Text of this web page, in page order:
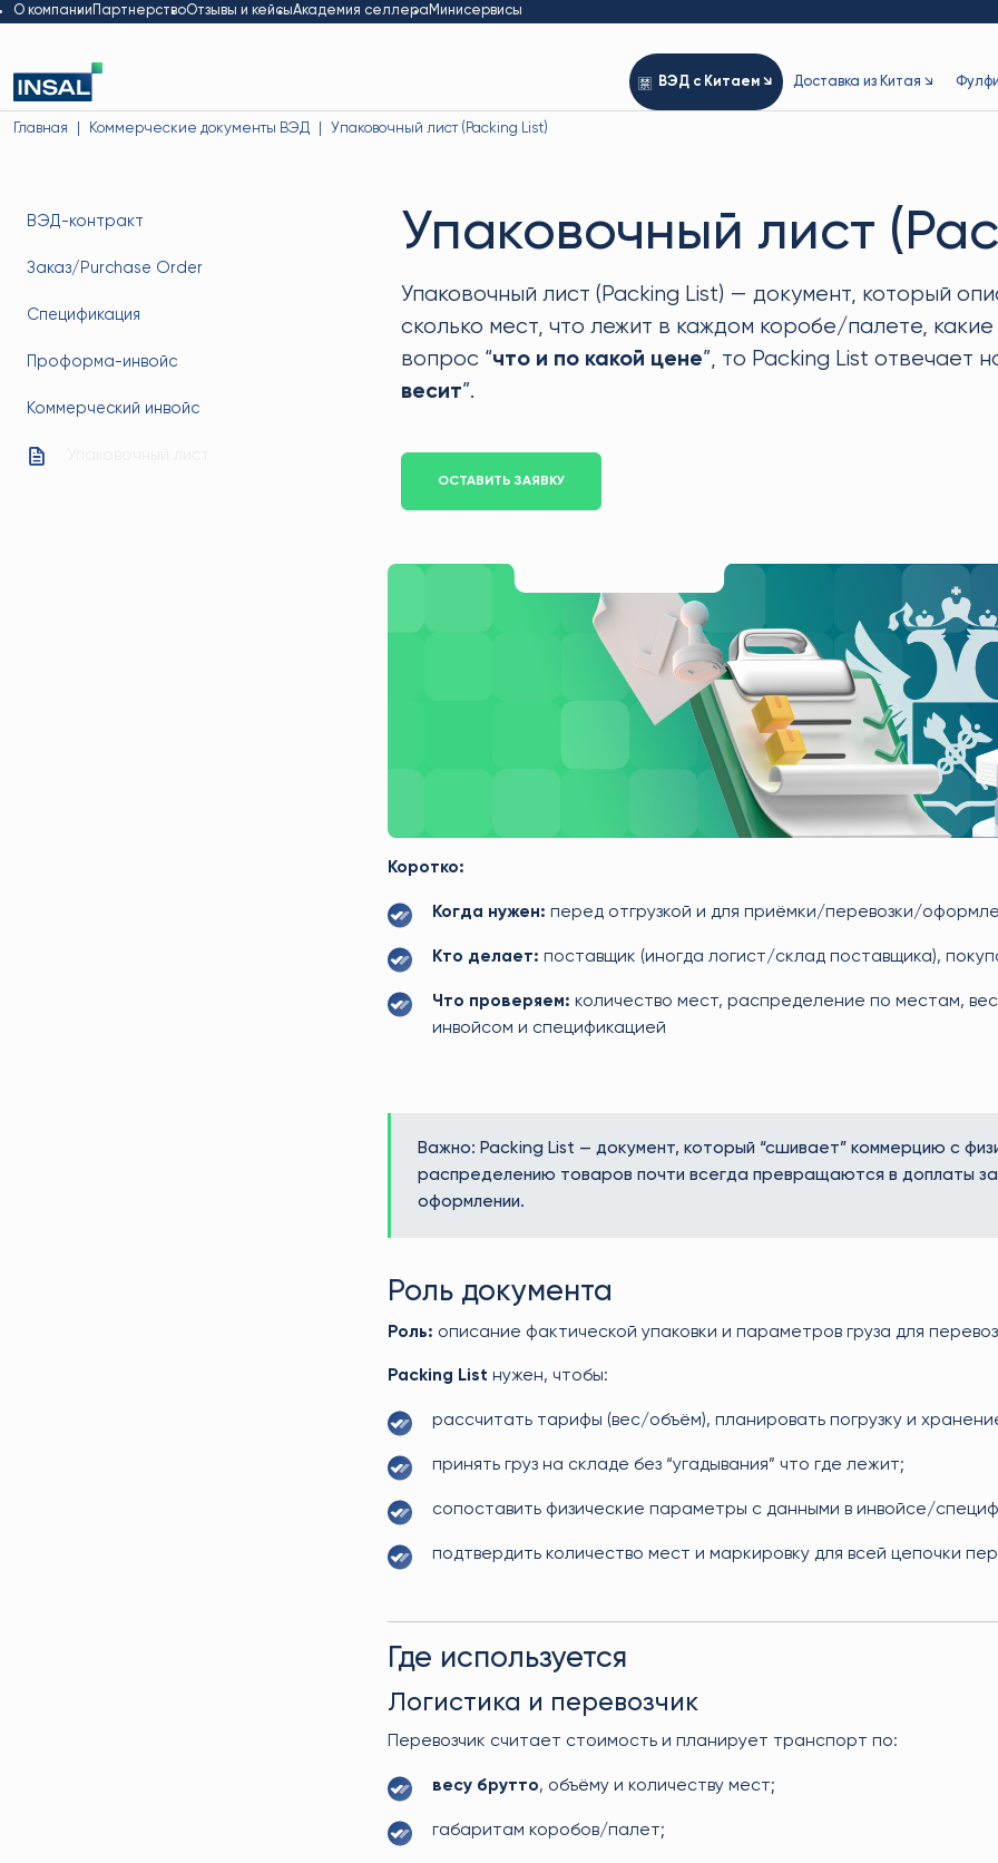
О компании ПартнерствоОтзывы и кейсыАкадемия селлера Минисервисы
ВЭД с Китаем ↘ Доставка из Китая ↘
Главная Коммерческие документы ВЭД Упаковочный лист (Packing List)
ВЭД-контракт
Заказ/Purchase Order
Спецификация
Проформа-инвойс
Коммерческий инвойс
Упаковочный лист
Упаковочный лист (Packing List) — документ, который
сколько мест, что лежит в каждом коробе/палете,
вопрос “что и по какой цене”, то Packing List отвечает
весит”.
ОСТАВИТЬ ЗАЯВКУ
Коротко:
Когда нужен: перед отгрузкой и для приёмки/перевозки/
Кто делает: поставщик (иногда логист/склад поставщика),
Что проверяем: количество мест, распределение по местам,
инвойсом и спецификацией
Важно: Packing List — документ, который “сшивает” коммерцию с
распределению товаров почти всегда превращаются в доплаты
оформлении.
Роль документа
Роль: описание фактической упаковки и параметров груза для
Packing List нужен, чтобы:
рассчитать тарифы (вес/объём), планировать погрузку и
принять груз на складе без “угадывания” что где лежит;
сопоставить физические параметры с данными в инвойсе/
подтвердить количество мест и маркировку для всей цепочки
Где используется
Логистика и перевозчик
Перевозчик считает стоимость и планирует транспорт по:
весу брутто, объёму и количеству мест;
габаритам коробов/палет;